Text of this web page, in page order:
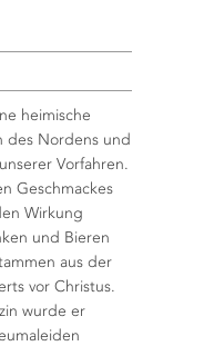
heimische
des Nordens und
Vorfahren.
Geschmackes
Wirkung
und Bieren
aus der
vor Christus.
wurde er